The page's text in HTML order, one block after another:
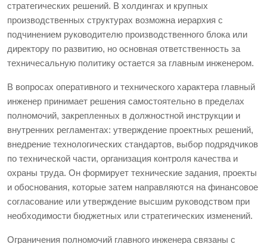
стратегических решений. В холдингах и крупных
производственных структурах возможна иерархия с
подчинением руководителю производственного блока или
директору по развитию, но основная ответственность за
техничесальную политику остается за главным инженером.
В вопросах оперативного и технического характера главный
инженер принимает решения самостоятельно в пределах
полномочий, закрепленных в должностной инструкции и
внутренних регламентах: утверждение проектных решений,
внедрение технологических стандартов, выбор подрядчиков
по технической части, организация контроля качества и
охраны труда. Он формирует технические задания, проекты
и обоснования, которые затем направляются на финансовое
согласование или утверждение высшим руководством при
необходимости бюджетных или стратегических изменений.
Ограничения полномочий главного инженера связаны с